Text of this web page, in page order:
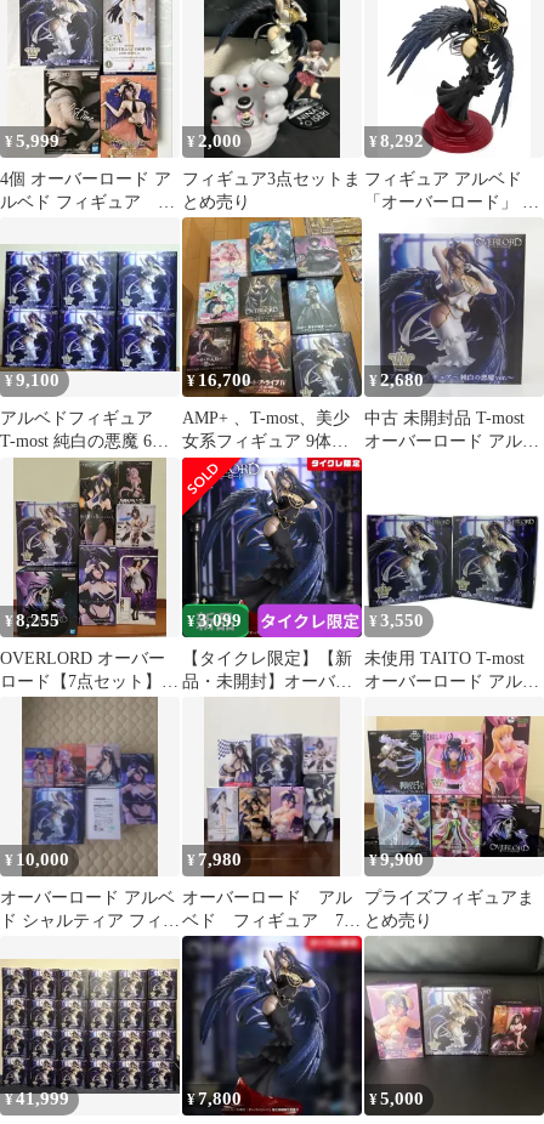
¥5,999
4個 オーバーロード ア
ルベド フィギュア T-
り子
¥2,000
フィギュア3点セットま
とめ売り
¥8,292
フィギュア アルベド
「オーバーロード」 T-
ア〜純白の悪魔ver.〜
タイクレ限定【14日以
内発送】
¥9,100
アルベドフィギュア
T-most 純白の悪魔 6体
¥ 16,700
AMP+ 、T-most、美少
女系フィギュア 9体セ
ット
¥2,680
中古 未開封品 T-most
オーバーロード アルベ
ュア pr03491
¥8,255
OVERLORD オーバー
ロード【7点セット】
アルベド シャルティ
¥3,099
【タイクレ限定】【新
品・未開封】オーバー
悪魔ver.～（タイクレ限
¥ 3,550
未使用 TAITO T-most
オーバーロード アルベ
フィギュア 2点まとめ
売り
¥ 10,000
オーバーロード アルベ
ド シャルティア フィギ
¥ 7,980
オーバーロード アル
ベド フィギュア 7体
セット
¥9,900
プライズフィギュアま
とめ売り
¥41,999 ¥7,800 ¥5,000